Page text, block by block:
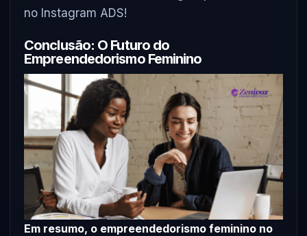
no Instagram ADS!
Conclusão: O Futuro do
Empreendedorismo Feminino
Em resumo, o empreendedorismo feminino no